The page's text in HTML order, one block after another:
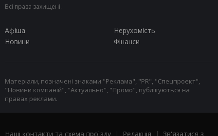
Всі права захищені.
Афіша
Нерухомість
Новини
Фінанси
Матеріали, позначені знаками "Реклама", "PR", "Спецпроект",
"Новини компаній", "Актуально", "Промо", публікуються на
правах реклами.
Наші контакти та схема проїзду | Редакція | Зв'язатися з